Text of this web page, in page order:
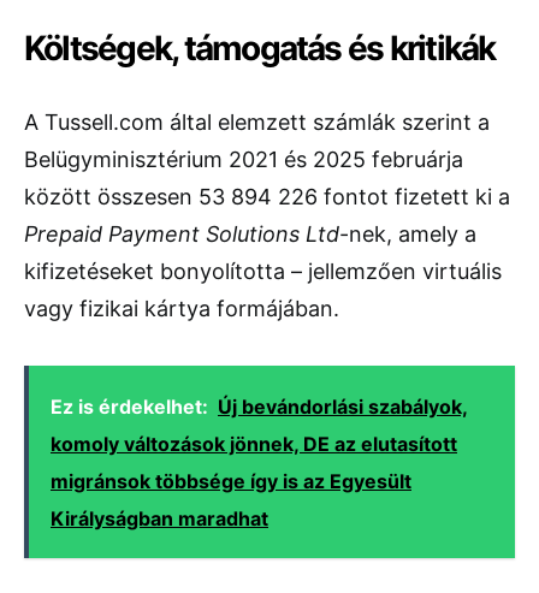
Költségek, támogatás és kritikák
A Tussell.com által elemzett számlák szerint a
Belügyminisztérium 2021 és 2025 februárja
között összesen 53 894 226 fontot fizetett ki a
Prepaid Payment Solutions Ltd-nek, amely a
kifizetéseket bonyolította – jellemzően virtuális
vagy fizikai kártya formájában.
Ez is érdekelhet: Új bevándorlási szabályok,
komoly változások jönnek, DE az elutasított
migránsok többsége így is az Egyesült
Királyságban maradhat